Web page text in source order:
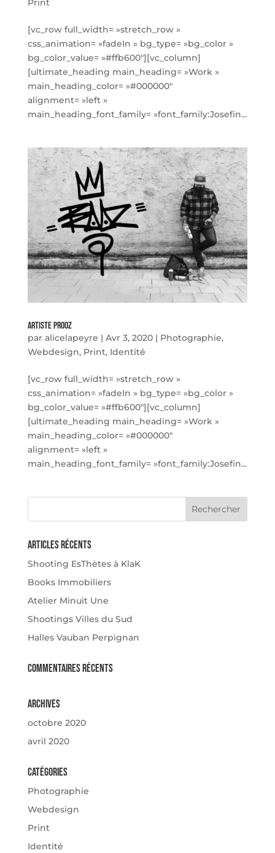
Print
[vc_row full_width= »stretch_row »
css_animation= »fadeIn » bg_type= »bg_color »
bg_color_value= »#ffb600″][vc_column]
[ultimate_heading main_heading= »Work »
main_heading_color= »#000000″
alignment= »left »
main_heading_font_family= »font_family:Josefin...
Artiste Prooz
par alicelapeyre | Avr 3, 2020| Photographie,
Webdesign, Print, Identité
[vc_row full_width= »stretch_row »
css_animation= »fadeIn » bg_type= »bg_color »
bg_color_value= »#ffb600″][vc_column]
[ultimate_heading main_heading= »Work »
main_heading_color= »#000000″
alignment= »left »
main_heading_font_family= »font_family:Josefin...
Articles récents
Shooting EsThètes à KlaK
Books Immobiliers
Atelier Minuit Une
Shootings Villes du Sud
Halles Vauban Perpignan
Commentaires récents
Archives
octobre 2020
avril 2020
Catégories
Photographie
Webdesign
Print
Identité